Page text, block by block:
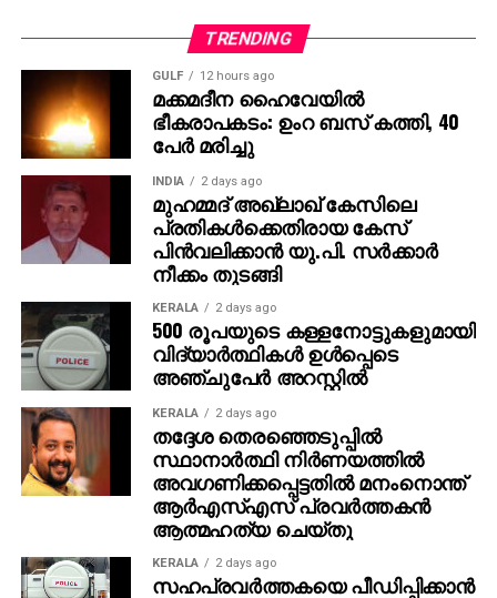
നിർമ്മിക്കുന്ന ഏഴാമത്തെ ചിത്രമാണ്.
ചിത്രത്തിന്റെ ട്രെയ്‌ലർ ഉടൻ പുറത്തു വരുമെന്നാണ്
സൂചന. ഒരു ക്രൈം ഡ്രാമയായി ഒരുക്കിയ
ചിത്രത്തിന്റെ ടീസറിന്, വമ്പൻ പ്രേക്ഷക
ചിത്രത്തിന്റെ പോസ്റ്ററുകളും പ്രേക്ഷകർക്കിടയിൽ
സൂപ്പർ ഹിറ്റാണ്. ദുൽഖർ സൽമാൻ
നായകനായെത്തിയ സൂപ്പർഹിറ്റ് ചിത്രം ‘കുറുപ്പ്’ന്റെ
കഥ ഒരുക്കി ശ്രദ്ധ നേടിയ ജിതിൻ കെ ജോസ്
ആദ്യമായ് സംവിധാനം ചെയ്യുന്ന ചിത്രമാണ്
കളങ്കാവൽ.
മമ്മൂട്ടി എന്ന മഹാനടൻ്റെ ഗംഭീര അഭിനയ
മുഹൂർത്തങ്ങൾ നിറഞ്ഞ ചിത്രമായിരിക്കും കളങ്കാവൽ
എന്നാണ് ചിത്രത്തിന്റെ ഓരോ അപ്‌ഡേറ്റുകളും
നൽകുന്ന സൂചന. സെൻസറിങ് പൂർത്തിയാക്കിയ
ചിത്രത്തിന് U/A 16+ സർട്ടിഫിക്കറ്റ് ആണ് ലഭിച്ചത്.
ഒരിടവേളക്ക് ശേഷം മമ്മൂട്ടിയെ ബിഗ് സ്‌ക്രീനിൽ
വരവേൽക്കാനുള്ള ആവേശത്തിലാണ് ആരാധകരും
സിനിമാ പ്രേമികളും. വലിയ പ്രതീക്ഷയും
ആകാംഷയുമാണ് ചിത്രത്തെ കുറിച്ച്
TRENDING
GULF 12 hours ago
മക്കമദീന ഹൈവേയില്‍
ഭീകരാപകടം: ഉംറ ബസ് കത്തി, 40
പേര്‍ മരിച്ചു
INDIA 2 days ago
മുഹമ്മദ് അഖ്‌ലാഖ് കേസിലെ
പ്രതികള്‍ക്കെതിരായ കേസ്
പിന്‍വലിക്കാന്‍ യു.പി. സര്‍ക്കാര്‍
നീക്കം തുടങ്ങി
KERALA 2 days ago
500 രൂപയുടെ കള്ളനോട്ടുകളുമായി
വിദ്യാര്‍ത്ഥികള്‍ ഉള്‍പ്പെടെ
അഞ്ചുപേര്‍ അറസ്റ്റില്‍
KERALA 2 days ago
തദ്ദേശ തെരഞ്ഞെടുപ്പില്‍
സ്ഥാനാര്‍ത്ഥി നിര്‍ണയത്തില്‍
അവഗണിക്കപ്പെട്ടതില്‍ മനംനൊന്ത്
ആര്‍എസ്എസ് പ്രവര്‍ത്തകന്‍
ആത്മഹത്യ ചെയ്തു
KERALA 2 days ago
സഹപ്രവര്‍ത്തകയെ പീഡിപ്പിക്കാന്‍